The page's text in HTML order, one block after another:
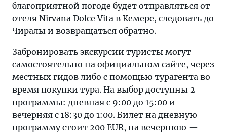
благоприятной погоде будет отправляться от
отеля Nirvana Dolce Vita в Кемере, следовать до
Чиралы и возвращаться обратно.
Забронировать экскурсии туристы могут
самостоятельно на официальном сайте, через
местных гидов либо с помощью турагента во
время покупки тура. На выбор доступны 2
программы: дневная с 9:00 до 15:00 и
вечерняя с 18:30 до 1:00. Билет на дневную
программу стоит 200 EUR, на вечернюю —